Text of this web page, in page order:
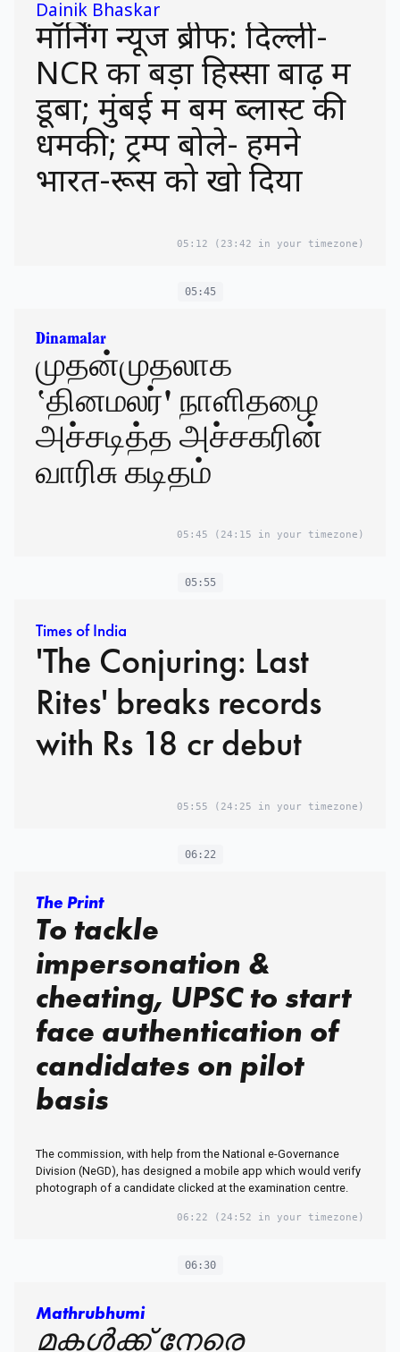
Dainik Bhaskar
मॉर्निंग न्यूज ब्रीफ: दिल्ली-
NCR का बड़ा हिस्सा बाढ़ में
डूबा; मुंबई में बम ब्लास्ट की
धमकी; ट्रम्प बोले- हमने
भारत-रूस को खो दिया
05:12 (23:42 in your timezone)
05:45
Dinamalar
முதன்முதலாக
‛தினமலர்' நாளிதழை
அச்சடித்த அச்சகரின்
வாரிசு கடிதம்
05:45 (24:15 in your timezone)
05:55
Times of India
'The Conjuring: Last
Rites' breaks records
with Rs 18 cr debut
05:55 (24:25 in your timezone)
06:22
The Print
To tackle
impersonation &
cheating, UPSC to start
face authentication of
candidates on pilot
basis
The commission, with help from the National e-Governance
Division (NeGD), has designed a mobile app which would verify
photograph of a candidate clicked at the examination centre.
06:22 (24:52 in your timezone)
06:30
Mathrubhumi
മകൾക്ക് നേരെ